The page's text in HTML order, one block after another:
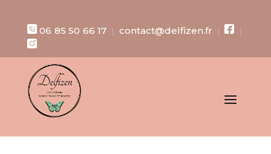
06 85 50 66 17| contact@delfizen.fr | |